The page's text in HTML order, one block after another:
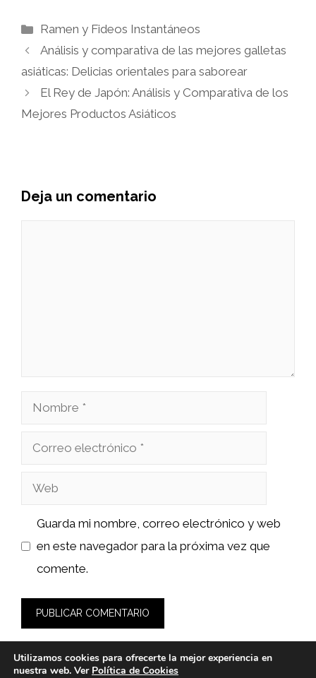
Categorías
Ramen y Fideos Instantáneos
Análisis y comparativa de las mejores galletas
asiáticas: Delicias orientales para saborear
El Rey de Japón: Análisis y Comparativa de los
Mejores Productos Asiáticos
Deja un comentario
Nombre
Correo
Web
Guarda mi nombre, correo electrónico y web
en este navegador para la próxima vez que
comente.
Utilizamos cookies para ofrecerte la mejor experiencia en
nuestra web. Ver Política de Cookies